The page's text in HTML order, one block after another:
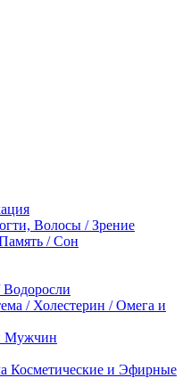
Волосы / Зрение
/ Сон
/ Холестерин / Омега и
Мужчин
Косметические и Эфирные